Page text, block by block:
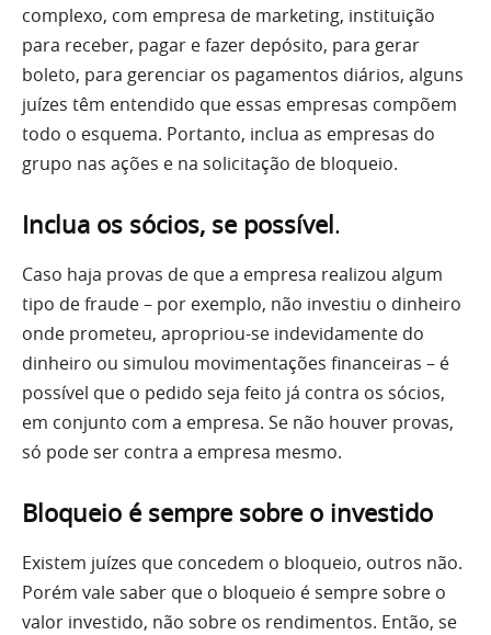
complexo, com empresa de marketing, instituição
para receber, pagar e fazer depósito, para gerar
boleto, para gerenciar os pagamentos diários, alguns
juízes têm entendido que essas empresas compõem
todo o esquema. Portanto, inclua as empresas do
grupo nas ações e na solicitação de bloqueio.
Inclua os sócios, se possível.
Caso haja provas de que a empresa realizou algum
tipo de fraude – por exemplo, não investiu o dinheiro
onde prometeu, apropriou-se indevidamente do
dinheiro ou simulou movimentações financeiras – é
possível que o pedido seja feito já contra os sócios,
em conjunto com a empresa. Se não houver provas,
só pode ser contra a empresa mesmo.
Bloqueio é sempre sobre o investido
Existem juízes que concedem o bloqueio, outros não.
Porém vale saber que o bloqueio é sempre sobre o
valor investido, não sobre os rendimentos. Então, se